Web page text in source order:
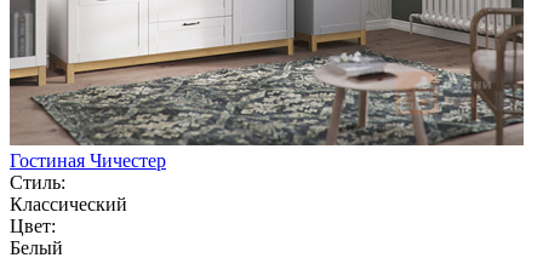
Гостиная Чичестер
Стиль:
Классический
Цвет:
Белый